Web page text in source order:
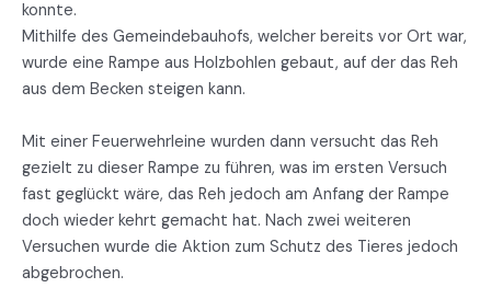
konnte.
Mithilfe des Gemeindebauhofs, welcher bereits vor Ort war,
wurde eine Rampe aus Holzbohlen gebaut, auf der das Reh
aus dem Becken steigen kann.
Mit einer Feuerwehrleine wurden dann versucht das Reh
gezielt zu dieser Rampe zu führen, was im ersten Versuch
fast geglückt wäre, das Reh jedoch am Anfang der Rampe
doch wieder kehrt gemacht hat. Nach zwei weiteren
Versuchen wurde die Aktion zum Schutz des Tieres jedoch
abgebrochen.